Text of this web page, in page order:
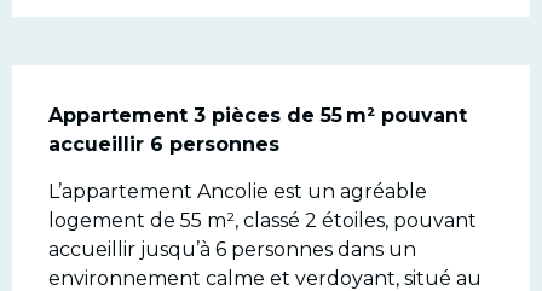
Description
Appartement 3 pièces de 55 m² pouvant
accueillir 6 personnes
L’appartement Ancolie est un agréable
logement de 55 m², classé 2 étoiles, pouvant
accueillir jusqu’à 6 personnes dans un
environnement calme et verdoyant, situé au